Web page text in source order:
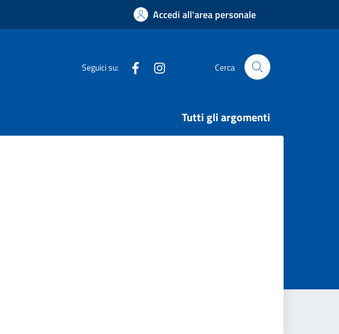
Accedi all'area personale
Seguici su: Facebook Cerca
Tutti gli argomenti